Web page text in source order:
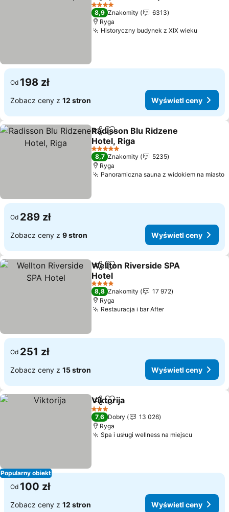
4 Kategoria
8,9 Znakomity
6313
Ryga
Historyczny budynek z XIX wieku
Od 198 zł
Zobacz ceny z 12 stron Wyświetl ceny
UdostępnijDodaj do ulubionych
Radisson Blu Ridzene
Hotel, Riga
5 Kategoria
8,7 Znakomity
5235
Ryga
Panoramiczna sauna z widokiem na miasto
Od 289 zł
Zobacz ceny z 9 stron Wyświetl ceny
Udostępnij
Dodaj do ulubionych
Wellton Riverside SPA
Hotel
4 Kategoria
8,8 Znakomity
17 972
Ryga
Restauracja i bar After
Od 251 zł
Zobacz ceny z 15 stron Wyświetl ceny
Popularny obiekt
UdostępnijDodaj do ulubionych
Viktorija
3 Kategoria
7,6 Dobry
13 026
Ryga
Spa i usługi wellness na miejscu
Od 100 zł
Zobacz ceny z 12 stron Wyświetl ceny